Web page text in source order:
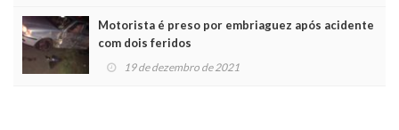
Motorista é preso por embriaguez após acidente
com dois feridos
19 de dezembro de 2021